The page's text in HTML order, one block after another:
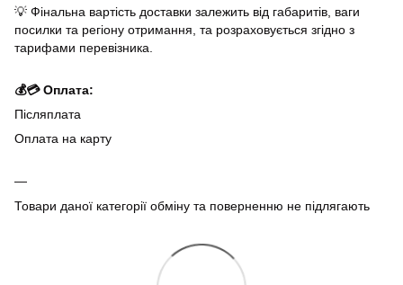
💡 Фінальна вартість доставки залежить від габаритів, ваги
посилки та регіону отримання, та розраховується згідно з
тарифами перевізника.
💰💳 Оплата:
Післяплата
Оплата на карту
Товари даної категорії обміну та поверненню не підлягають